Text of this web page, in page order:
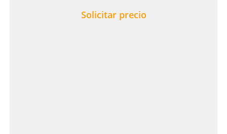
Solicitar precio